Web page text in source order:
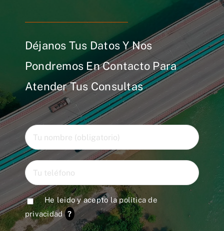
Déjanos Tus Datos Y Nos
Pondremos En Contacto Para
Atender Tus Consultas
He leido y acepto lapolítica de
privacidad ?